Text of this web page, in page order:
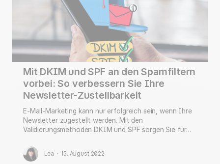
Mit DKIM und SPF an den Spamfiltern
vorbei: So verbessern Sie Ihre
Newsletter-Zustellbarkeit
E-Mail-Marketing kann nur erfolgreich sein, wenn Ihre
Newsletter zugestellt werden. Mit den
Validierungsmethoden DKIM und SPF sorgen Sie für
Lea · 15. August 2022